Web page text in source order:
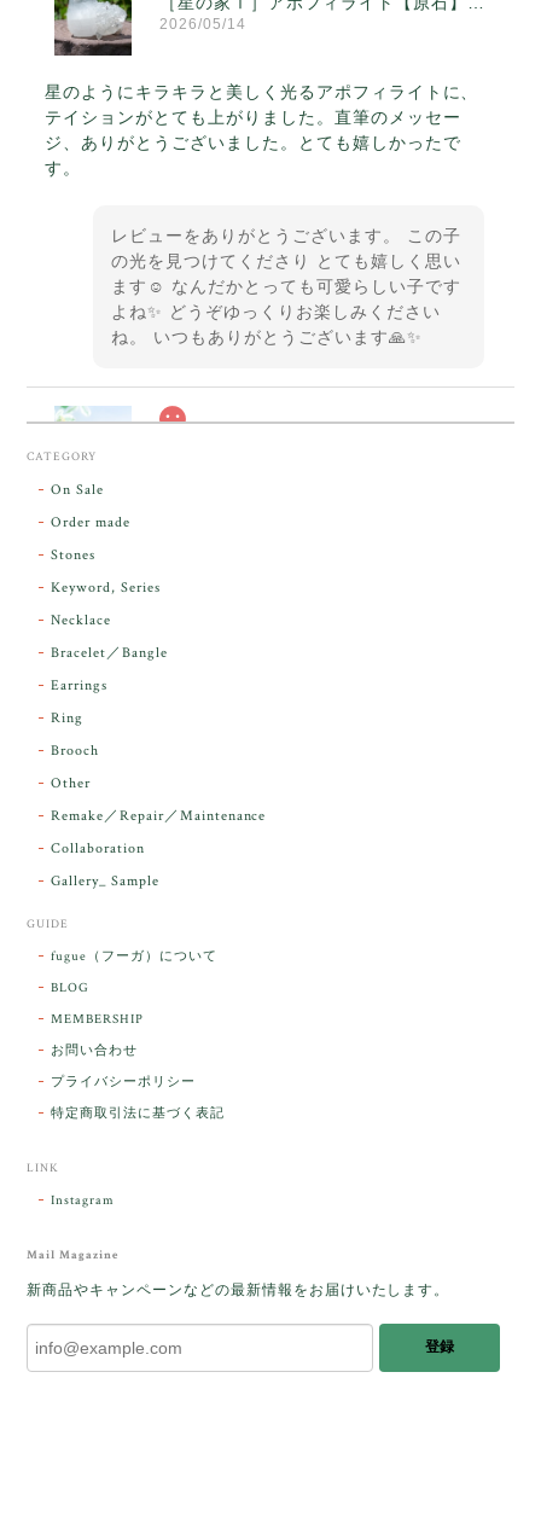
2026/05/14
星のようにキラキラと美しく光るアポフィライトに、
テイションがとても上がりました。直筆のメッセー
ジ、ありがとうございました。とても嬉しかったで
す。
レビューをありがとうございます。 この子
の光を見つけてくださり とても嬉しく思い
ます☺️ なんだかとっても可愛らしい子です
よね✨ どうぞゆっくりお楽しみください
ね。 いつもありがとうございます🙏✨
ンダラで感動しました。素敵な箱と和紙で石を包んで
下さり、ありがとうございました。
レビューをありがとうございます。 実物を
こそ この度は誠にありがとうございまし
た人に幸せが訪れる」という言い伝えがあるケサラン
パサラン。とっても素敵です。メッセージでは色々記
憶違いもありましたが、またいつかお会いして楽しい
した。
をあたたかく迎え入れてくださり とても嬉
しく思います。 この石のふわりとした光を
ランパサラン」でした。これからはT様の
傍で そっと見守ってくれるのではないかな
CATEGORY
On Sale
Order made
Stones
Keyword, Series
Necklace
Bracelet／Bangle
Earrings
Ring
Brooch
Other
Remake／Repair／Maintenance
Collaboration
Gallery_ Sample
GUIDE
fugue（フーガ）について
BLOG
MEMBERSHIP
お問い合わせ
プライバシーポリシー
特定商取引法に基づく表記
LINK
Instagram
Mail Magazine
新商品やキャンペーンなどの最新情報をお届けいたします。
登録